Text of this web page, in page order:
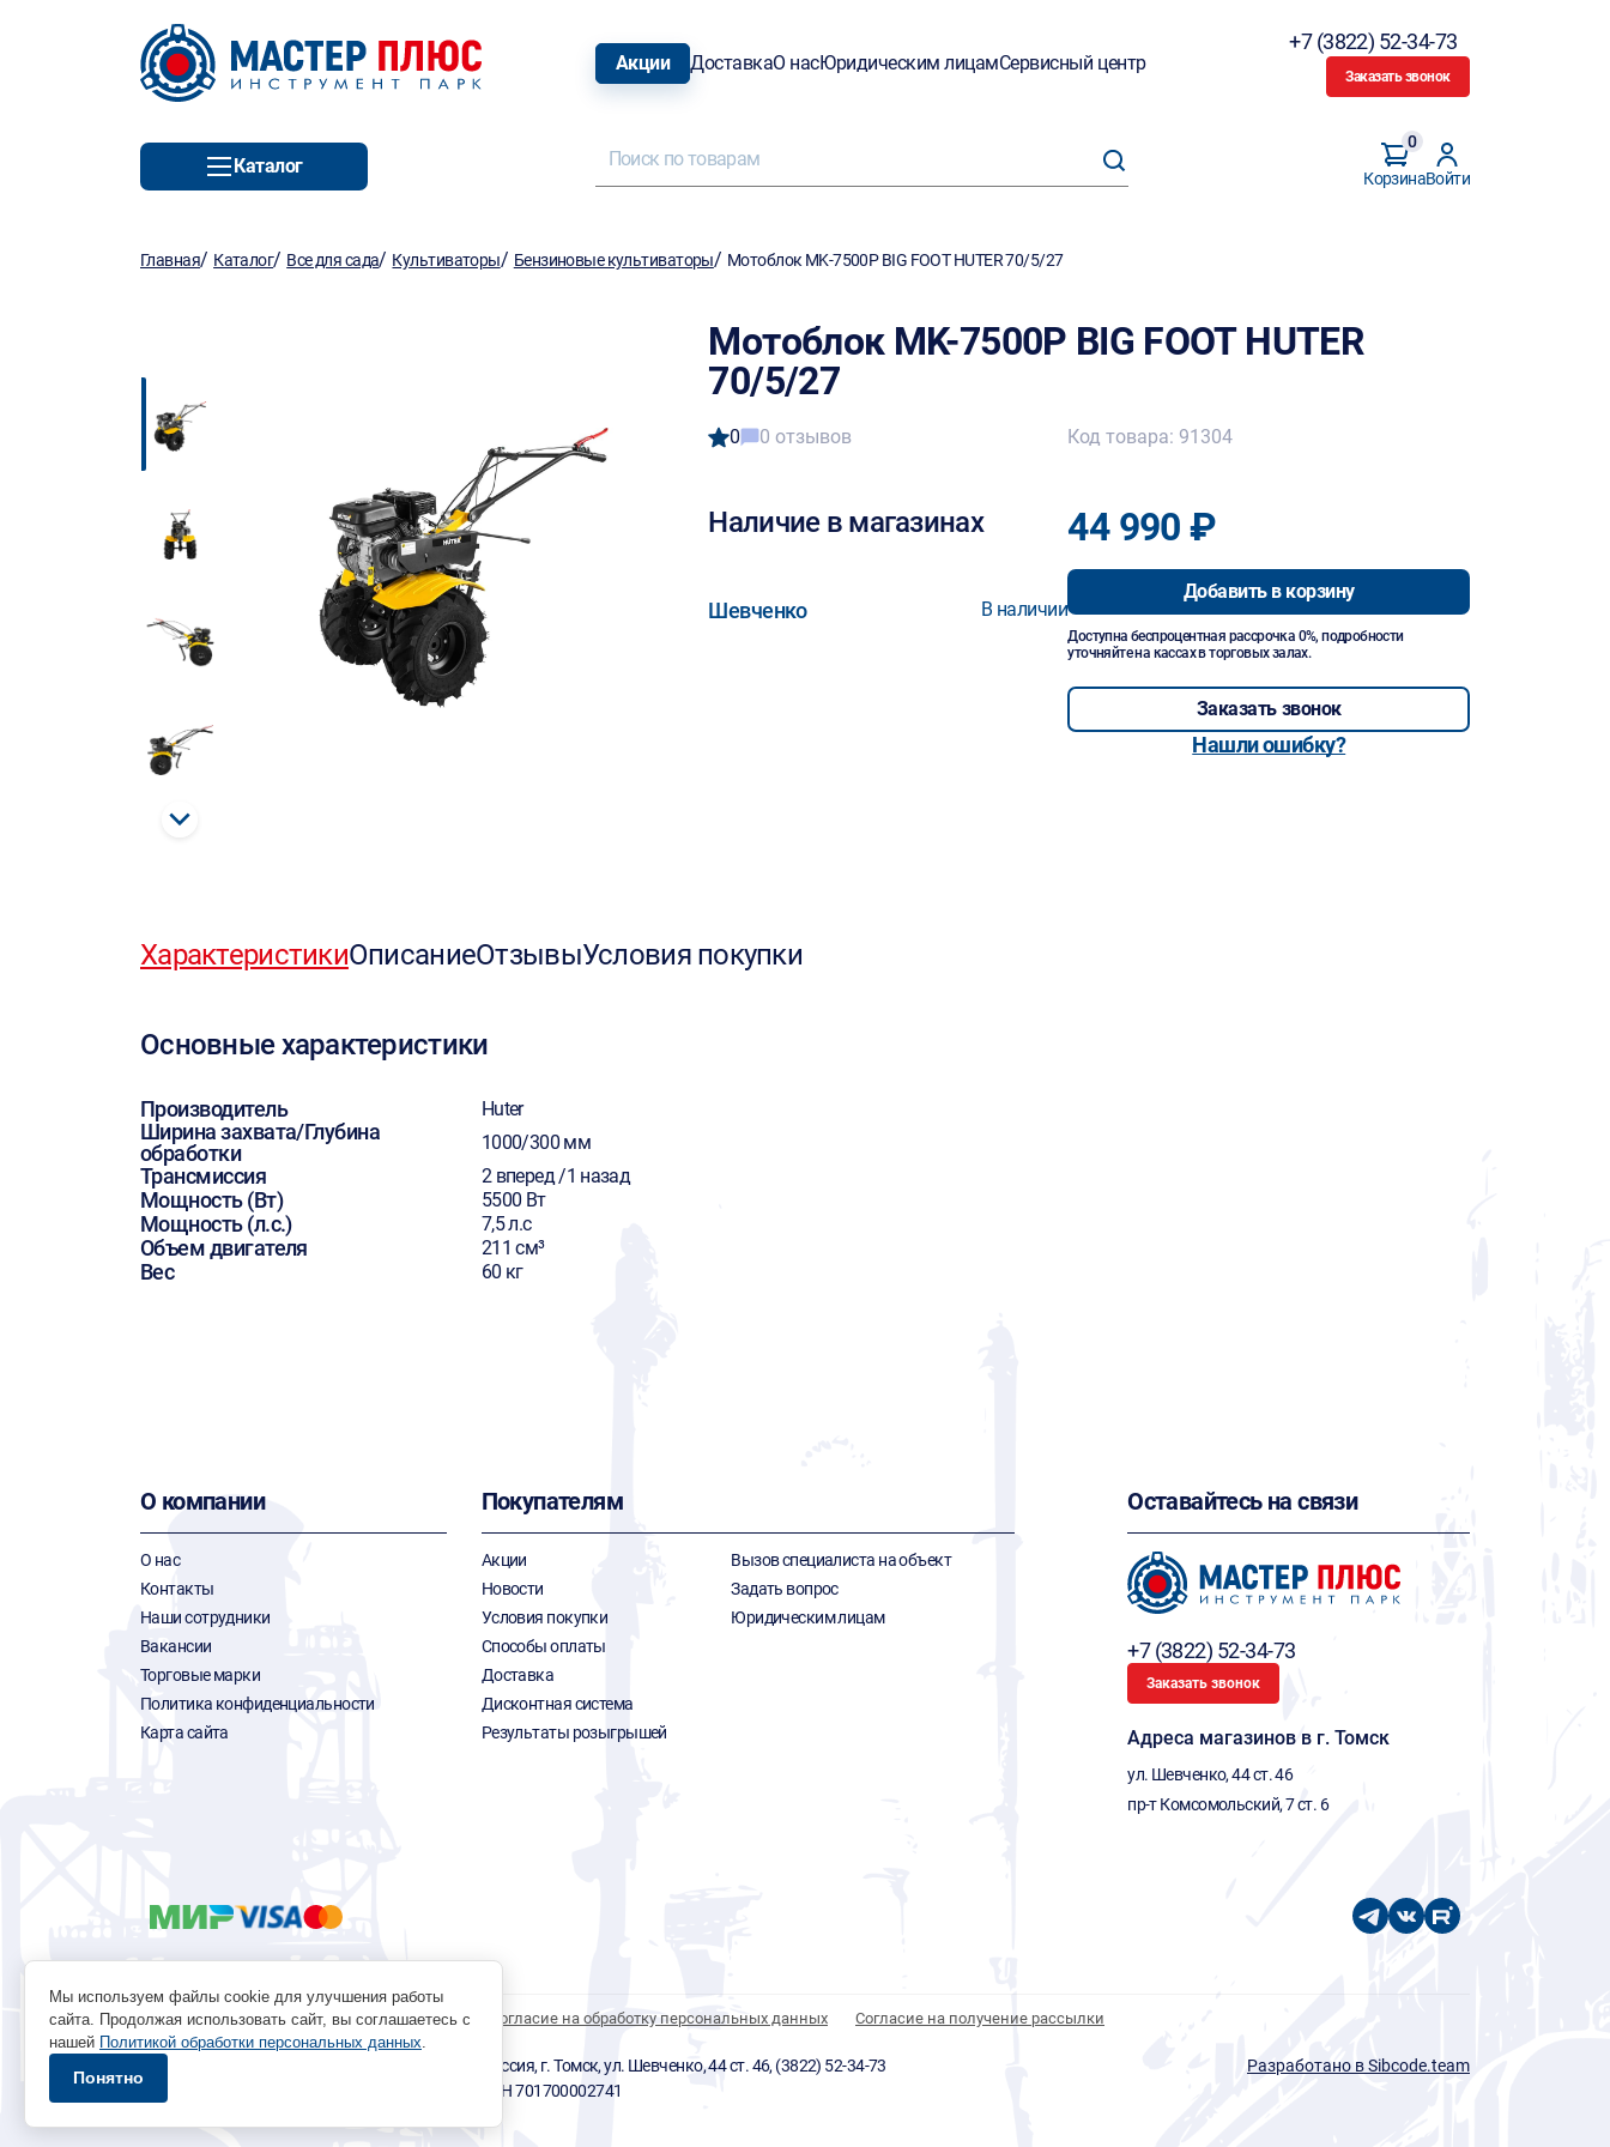
Акции ДоставкаО насЮридическим лицамСервисный центр
+7 (3822) 52-34-73
Заказать звонок
Каталог
Корзина
0
Войти
Главная/ Каталог/ Все для сада/ Культиваторы/ Бензиновые культиваторы/ Мотоблок MK-7500P BIG FOOT HUTER 70/5/27
Мотоблок MK-7500P BIG FOOT HUTER
70/5/27
0 0 отзывов
Наличие в магазинах
Шевченко В наличии
Код товара: 91304
44 990 ₽
Добавить в корзину
Доступна беспроцентная рассрочка 0%, подробности
уточняйте на кассах в торговых залах.
Заказать звонок
Нашли ошибку?
ХарактеристикиОписаниеОтзывыУсловия покупки
Основные характеристики
Производитель Huter
Ширина захвата/Глубина
обработки
1000/300 мм
Трансмиссия 2 вперед /1 назад
Мощность (Вт) 5500 Вт
Мощность (л.с.) 7,5 л.с
Объем двигателя 211 см³
Вес 60 кг
О компании
О нас
Контакты
Наши сотрудники
Вакансии
Торговые марки
Политика конфиденциальности
Карта сайта
Покупателям
Акции
Новости
Условия покупки
Способы оплаты
Доставка
Дисконтная система
Результаты розыгрышей
Вызов специалиста на объект
Задать вопрос
Юридическим лицам
Оставайтесь на связи
+7 (3822) 52-34-73
Заказать звонок
Адреса магазинов в г. Томск
ул. Шевченко, 44 ст. 46
пр-т Комсомольский, 7 ст. 6
Политика обработки персональных данных Согласие на обработку персональных данных Согласие на получение рассылки
© 1996 - 2026 инструмент парк «Мастер Плюс» Россия, г. Томск, ул. Шевченко, 44 ст. 46, (3822) 52-34-73
okp@masterplus.tomsk.ru ИП Брусницын Д.Н. ИНН 701700002741
Разработано в Sibcode.team
Мы используем файлы cookie для улучшения работы
сайта. Продолжая использовать сайт, вы соглашаетесь с
нашей Политикой обработки персональных данных.
Понятно